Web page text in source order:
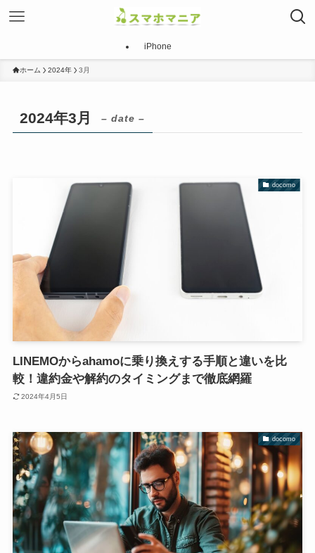
iPhone
ホーム 2024年 3月
2024年3月 – date –
docomo
LINEMOからahamoに乗り換えする手順と違いを比
較！違約金や解約のタイミングまで徹底網羅
2024年4月5日
docomo